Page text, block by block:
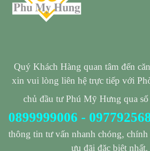
Quý Khách Hàng quan tâm đến
xin vui lòng liên hệ trực tiếp với
chủ đầu tư Phú Mỹ Hưng qua số
0899999006 -
thông tin tư vấn nhanh chóng, chính
ưu đãi đặc biệt nhất.